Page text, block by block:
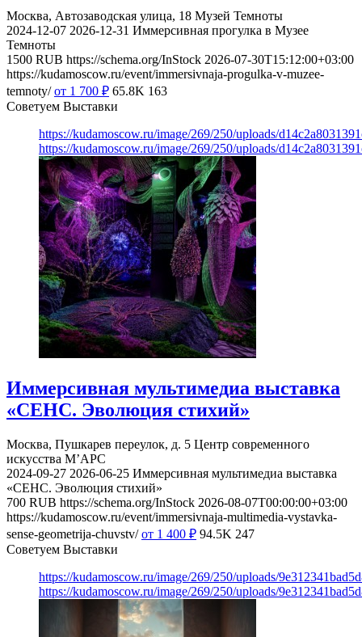
Москва, Автозаводская улица, 18 Музей Темноты
2024-12-07 2026-12-31 Иммерсивная прогулка в Музее
Темноты
1500 RUB https://schema.org/InStock 2026-07-30T15:12:00+03:00
https://kudamoscow.ru/event/immersivnaja-progulka-v-muzee-
temnoty/ от 1 700 ₽ 65.8K 163
Советуем Выставки
https://kudamoscow.ru/image/269/250/uploads/
https://kudamoscow.ru/image/269/250/uploads/
Иммерсивная мультимедиа выставка
«СЕНС. Эволюция стихий»
Москва, Пушкарев переулок, д. 5 Центр современного
искусства М’АРС
2024-09-27 2026-06-25 Иммерсивная мультимедиа выставка
«СЕНС. Эволюция стихий»
700 RUB https://schema.org/InStock 2026-08-07T00:00:00+03:00
https://kudamoscow.ru/event/immersivnaja-multimedia-vystavka-
sense-geometrija-chuvstv/ от 1 400 ₽ 94.5K 247
Советуем Выставки
https://kudamoscow.ru/image/269/250/uploads/
https://kudamoscow.ru/image/269/250/uploads/